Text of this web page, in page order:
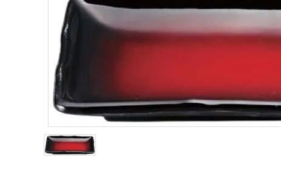
ご利用ガイド
プライバシーポリシー
特定商取引法について
ACCOUNT MENU